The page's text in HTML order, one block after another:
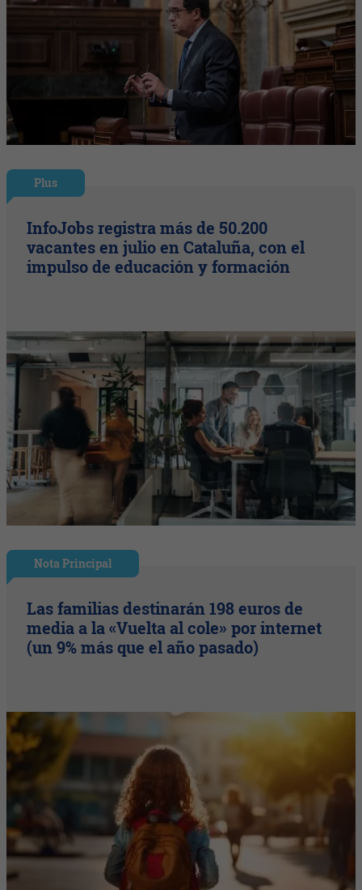
Plus
InfoJobs registra más de 50.200
vacantes en julio en Cataluña, con el
impulso de educación y formación
Nota Principal
Las familias destinarán 198 euros de
media a la «Vuelta al cole» por internet
(un 9% más que el año pasado)